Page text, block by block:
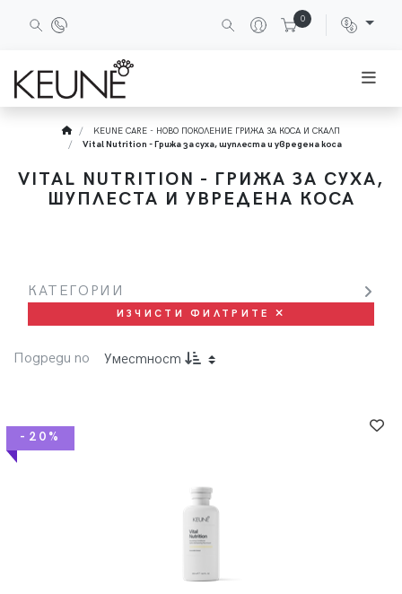
0
KEUNE CARE - НОВО ПОКОЛЕНИЕ ГРИЖА ЗА КОСА И СКАЛП
Vital Nutrition - Грижа за суха, шуплеста и увредена коса
VITAL NUTRITION - ГРИЖА ЗА СУХА,
ШУПЛЕСТА И УВРЕДЕНА КОСА
КАТЕГОРИИ
ИЗЧИСТИ ФИЛТРИТЕ
Подреди по Уместност
-20%